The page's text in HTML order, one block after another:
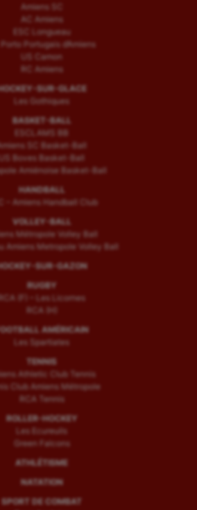
Amiens SC
AC Amiens
ESC Longueau
Porto Portugais d’Amiens
US Camon
RC Amiens
SUR-GLACE
Les Gothiques
BASKET-BALL
ESCLAMS BB
SC Basket-Ball
US Boves Basket-Ball
Amiénoise Basket-Ball
HANDBALL
– Amiens Handball Club
VOLLEY-BALL
Métropole Volley Ball
Amiens Metropole Volley Ball
SUR-GAZON
RUGBY
(F) – Les Licornes
RCA (H)
AMÉRICAIN
Les Spartiates
TENNIS
Athletic Club Tennis
Club Amiens Métropole
RCA Tennis
ROLLER-HOCKEY
Les Ecureuils
Green Falcons
ATHLÉTISME
NATATION
SPORT DE COMBAT